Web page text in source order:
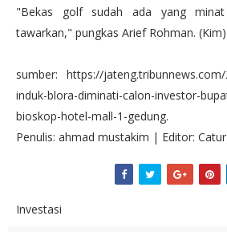
"Bekas golf sudah ada yang
tawarkan," pungkas Arief Rohman. (Kim)
sumber: https://
induk-blora-diminati-calon-investor-
bioskop-hotel-mall-1-gedung.
Penulis: ahmad mustakim | Editor:
Investasi